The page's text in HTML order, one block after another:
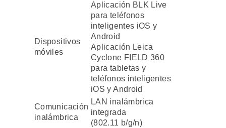
Dispositivos
móviles
Aplicación BLK Live
para teléfonos
inteligentes iOS y
Android
Aplicación Leica
Cyclone FIELD 360
para tabletas y
teléfonos inteligentes
iOS y Android
Comunicación
inalámbrica
LAN inalámbrica
integrada
(802.11 b/g/n)